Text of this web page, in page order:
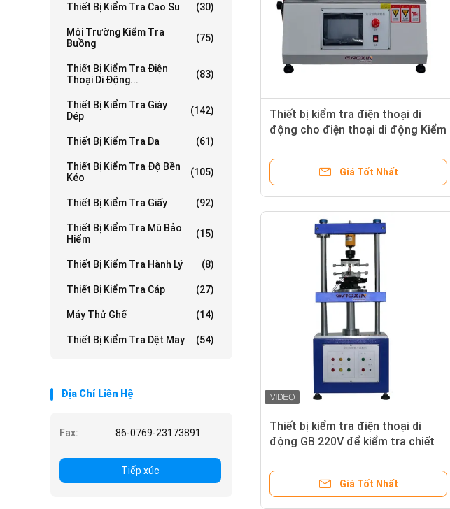
Thiết Bị Kiểm Tra Cao Su (30)
Môi Trường Kiểm Tra
Buồng
(75)
Thiết Bị Kiểm Tra Điện
Thoại Di Động...
(83)
Thiết Bị Kiểm Tra Giày
Dép
(142)
Thiết Bị Kiểm Tra Da (61)
Thiết Bị Kiểm Tra Độ Bền
Kéo
(105)
Thiết Bị Kiểm Tra Giấy (92)
Thiết Bị Kiểm Tra Mũ Bảo
Hiểm
(15)
Thiết Bị Kiểm Tra Hành Lý (8)
Thiết Bị Kiểm Tra Cáp (27)
Máy Thử Ghế (14)
Thiết Bị Kiểm Tra Dệt May (54)
Địa Chỉ Liên Hệ
Fax: 86-0769-23173891
Tiếp xúc
Thiết bị kiểm tra điện thoại di
động cho điện thoại di động Kiểm
Giá Tốt Nhất
Thiết bị kiểm tra điện thoại di
động GB 220V để kiểm tra chiết
Giá Tốt Nhất